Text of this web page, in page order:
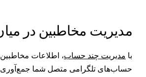
مخاطبین در
مدیریت چند حساب، اطلاعات مخاطبین در
تلگرامی متصل شما جمع‌آوری